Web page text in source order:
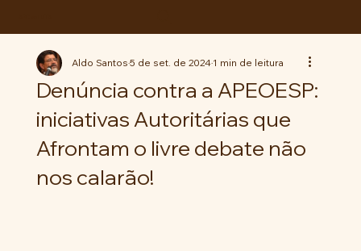
Denúncia contra a APEOESP:
iniciativas Autoritárias que
Afrontam o livre debate não
nos calarão!
Aldo Santos5 de set. de 20241 min de leitura